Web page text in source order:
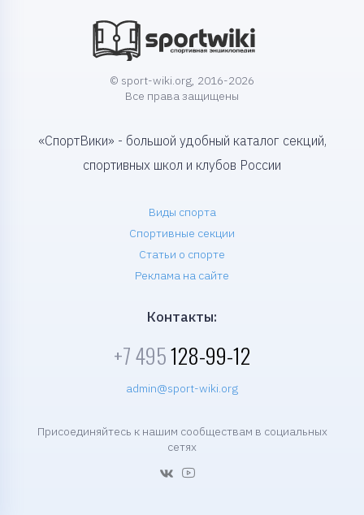
© sport-wiki.org, 2016-2026
Все права защищены
«СпортВики» - большой удобный каталог секций,
спортивных школ и клубов России
Виды спорта
Спортивные секции
Статьи о спорте
Реклама на сайте
Контакты:
+7 495128-99-12
admin@sport-wiki.org
Присоединяйтесь к нашим сообществам в социальных
сетях